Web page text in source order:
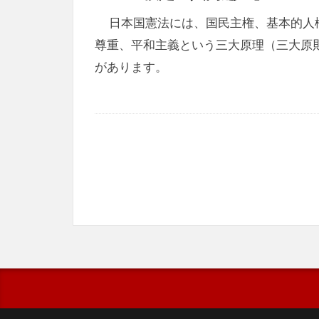
日本国憲法には、国民主権、基本的人
尊重、平和主義という三大原理（三大原
があります。